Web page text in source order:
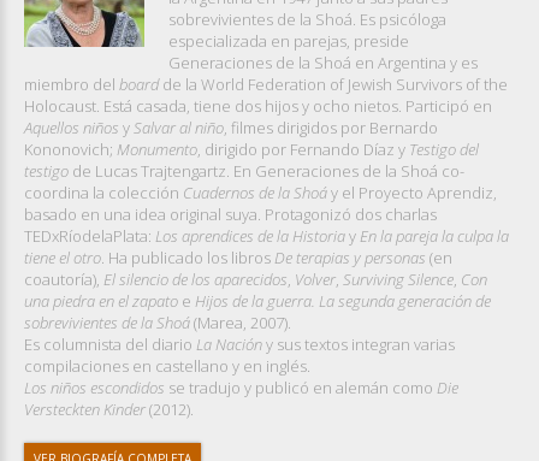
sobrevivientes de la Shoá. Es psicóloga
especializada en parejas, preside
Generaciones de la Shoá en Argentina y es
miembro del boardde la World Federation of Jewish Survivors of the
Holocaust. Está casada, tiene dos hijos y ocho nietos. Participó en
Aquellos niños ySalvar al niño, filmes dirigidos por Bernardo
Kononovich; Monumento, dirigido por Fernando Díaz y Testigo del
testigo de Lucas Trajtengartz. En Generaciones de la Shoá co-
coordina la colección Cuadernos de la Shoáy el Proyecto Aprendiz,
basado en una idea original suya. Protagonizó dos charlas
TEDxRíodelaPlata: Los aprendices de la HistoriayEn la pareja la culpa la
tiene el otro. Ha publicado los librosDe terapias y personas (en
coautoría), El silencio de los aparecidos, Volver, Surviving Silence, Con
una piedra en el zapato e Hijos de la guerra. La segunda generación de
sobrevivientes de la Shoá(Marea, 2007).
Es columnista del diario La Nacióny sus textos integran varias
compilaciones en castellano y en inglés.
Los niños escondidos se tradujo y publicó en alemán como Die
Versteckten Kinder(2012).